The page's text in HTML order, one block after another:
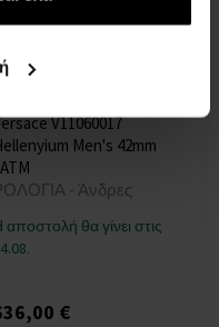
V11060017
Men's 42mm
- Άνδρες
αποστολή θα γίνει στις
€